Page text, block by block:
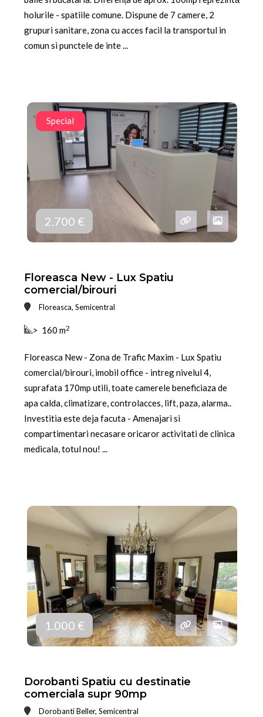
holurile - spatiile comune. Dispune de 7 camere, 2
grupuri sanitare, zona cu acces facil la transportul in
comun si punctele de inte ...
Special
2.700 €
Floreasca New - Lux Spatiu
comercial/birouri
Floreasca, Semicentral
> 160 m2
Floreasca New - Zona de Trafic Maxim - Lux Spatiu
comercial/birouri, imobil office - intreg nivelul 4,
suprafata 170mp utili, toate camerele beneficiaza de
apa calda, climatizare, controlacces, lift, paza, alarma..
Investitia este deja facuta - Amenajari si
compartimentari necasare oricaror activitati de clinica
medicala, totul nou! ...
1.000 €
Dorobanti Spatiu cu destinatie
comerciala supr 90mp
Dorobanti Beller, Semicentral